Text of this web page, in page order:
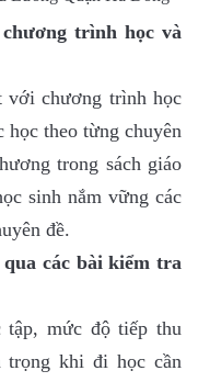
trình học và
với chương trình học
học theo từng chuyên
trong sách giáo
sinh nắm vững các
đề.
các bài kiểm tra
mức độ tiếp thu
trọng khi đi học cần